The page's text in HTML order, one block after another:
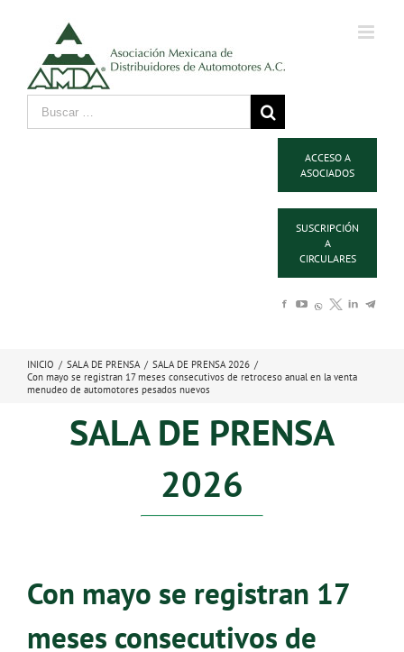
ACCESO A
ASOCIADOS
SUSCRIPCIÓN
A
CIRCULARES
INICIO / SALA DE PRENSA / SALA DE PRENSA 2026 /
Con mayo se registran 17 meses consecutivos de retroceso anual en la venta
menudeo de automotores pesados nuevos
SALA DE PRENSA
2026
Con mayo se registran 17
meses consecutivos de